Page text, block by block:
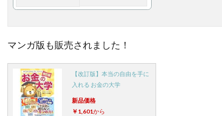
マンガ版も販売されました！
【改訂版】本当の自由を手に
入れる お金の大学
新品価格
￥1,601から